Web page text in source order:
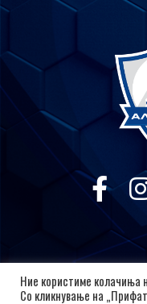
Ние користиме колачиња
Со кликнување на